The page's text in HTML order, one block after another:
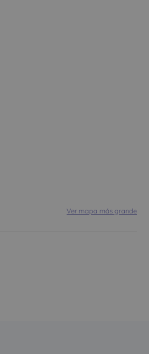
Ver mapa más grande